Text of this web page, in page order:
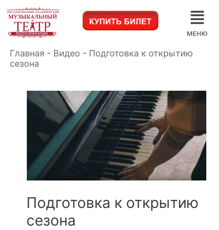
МЕНЮ
Главная - Видео - Подготовка к открытию
сезона
Подготовка к открытию
сезона